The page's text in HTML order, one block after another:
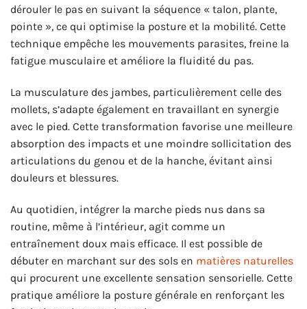
dérouler le pas en suivant la séquence « talon, plante,
pointe », ce qui optimise la posture et la mobilité. Cette
technique empêche les mouvements parasites, freine la
fatigue musculaire et améliore la fluidité du pas.
La musculature des jambes, particulièrement celle des
mollets, s’adapte également en travaillant en synergie
avec le pied. Cette transformation favorise une meilleure
absorption des impacts et une moindre sollicitation des
articulations du genou et de la hanche, évitant ainsi
douleurs et blessures.
Au quotidien, intégrer la marche pieds nus dans sa
routine, même à l’intérieur, agit comme un
entraînement doux mais efficace. Il est possible de
débuter en marchant sur des sols en matières naturelles
qui procurent une excellente sensation sensorielle. Cette
pratique améliore la posture générale en renforçant les